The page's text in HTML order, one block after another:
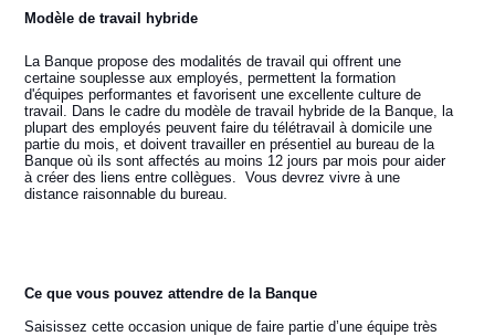
Modèle de travail hybride
La Banque propose des modalités de travail qui offrent une
certaine souplesse aux employés, permettent la formation
d'équipes performantes et favorisent une excellente culture de
travail. Dans le cadre du modèle de travail hybride de la Banque, la
plupart des employés peuvent faire du télétravail à domicile une
partie du mois, et doivent travailler en présentiel au bureau de la
Banque où ils sont affectés au moins 12 jours par mois pour aider
à créer des liens entre collègues. Vous devrez vivre à une
distance raisonnable du bureau.
Ce que vous pouvez attendre de la Banque
Saisissez cette occasion unique de faire partie d’une équipe très